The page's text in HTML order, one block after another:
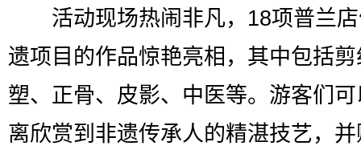
活动现场热闹非凡，18项普兰店
遗项目的作品惊艳亮相，其中包括
塑、正骨、皮影、中医等。游客们
离欣赏到非遗传承人的精湛技艺，